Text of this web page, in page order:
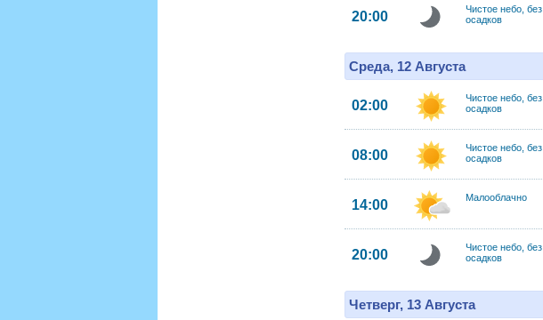
20:00
Чистое небо, без
осадков
Среда, 12 Августа
02:00
Чистое небо, без
осадков
08:00
Чистое небо, без
осадков
14:00 Малооблачно
20:00
Чистое небо, без
осадков
Четверг, 13 Августа